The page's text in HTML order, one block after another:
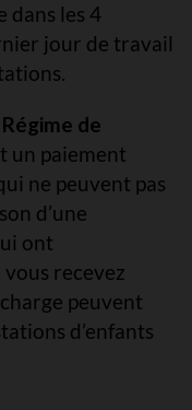
dans les 4
jour de travail
de
un paiement
ne peuvent pas
d’une
ont
vous recevez
peuvent
d’enfants